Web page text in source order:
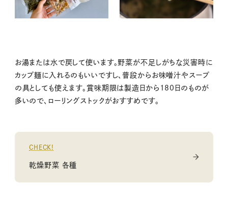
お湯または水で戻して使います。野菜が不足しがちな災害時に
カップ麺に入れるのもいいですし、普段からお味噌汁やスープ
の具としても使えます。賞味期限は製造日から180日のものが
多いので、ローリングストックがおすすめです。
CHECK!
乾燥野菜 各種